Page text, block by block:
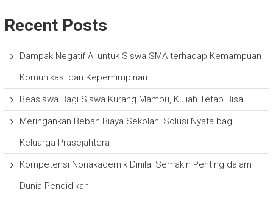
Recent Posts
Dampak Negatif AI untuk Siswa SMA terhadap Kemampuan
Komunikasi dan Kepemimpinan
Beasiswa Bagi Siswa Kurang Mampu, Kuliah Tetap Bisa
Meringankan Beban Biaya Sekolah: Solusi Nyata bagi
Keluarga Prasejahtera
Kompetensi Nonakademik Dinilai Semakin Penting dalam
Dunia Pendidikan